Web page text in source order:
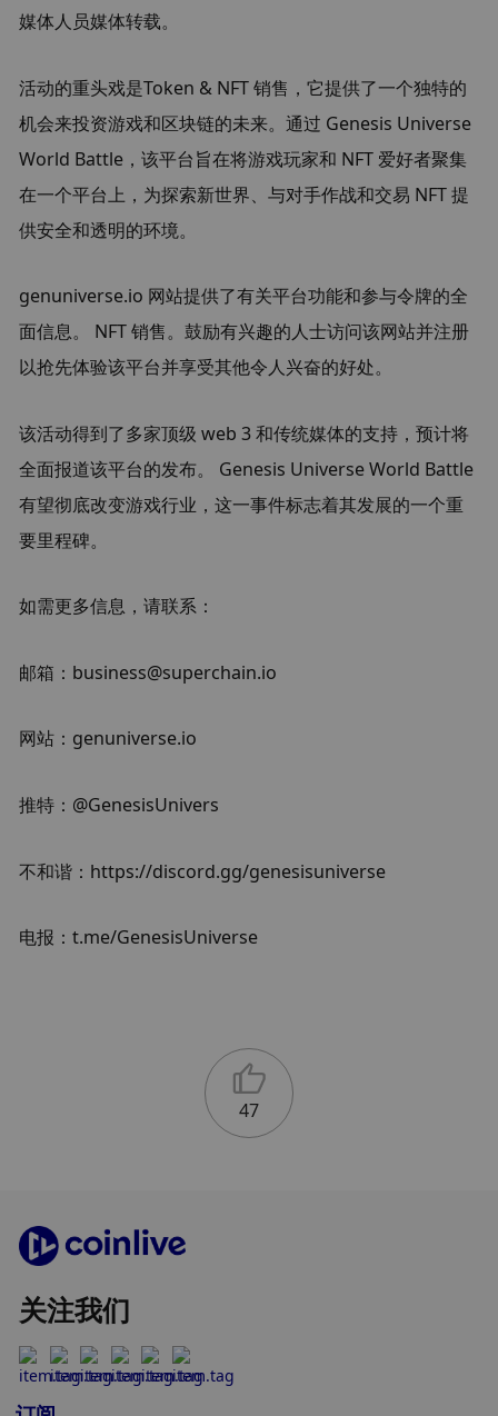
媒体人员媒体转载。
活动的重头戏是Token & NFT 销售，它提供了一个独特的
机会来投资游戏和区块链的未来。通过 Genesis Universe
World Battle，该平台旨在将游戏玩家和 NFT 爱好者聚集
在一个平台上，为探索新世界、与对手作战和交易 NFT 提
供安全和透明的环境。
genuniverse.io 网站提供了有关平台功能和参与令牌的全
面信息。 NFT 销售。鼓励有兴趣的人士访问该网站并注册
以抢先体验该平台并享受其他令人兴奋的好处。
该活动得到了多家顶级 web 3 和传统媒体的支持，预计将
全面报道该平台的发布。 Genesis Universe World Battle
有望彻底改变游戏行业，这一事件标志着其发展的一个重
要里程碑。
如需更多信息，请联系：
邮箱：business@superchain.io
网站：genuniverse.io
推特：@GenesisUnivers
不和谐：https://discord.gg/genesisuniverse
电报：t.me/GenesisUniverse
47
关注我们